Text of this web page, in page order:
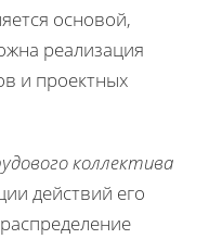
основой,
реализация
и проектных
коллектива
действий его